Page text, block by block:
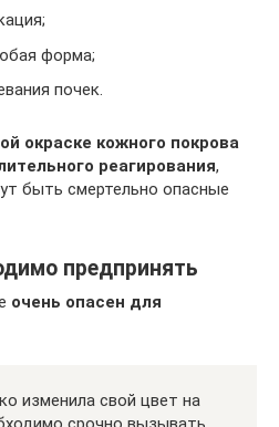
форма;
почек.
окраске кожного покрова
реагирования,
быть смертельно опасные
предпринять
очень опасен для
изменила свой цвет на